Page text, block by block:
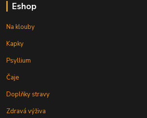
Eshop
Na klouby
Kapky
Psyllium
Čaje
Doplňky stravy
Zdravá výživa